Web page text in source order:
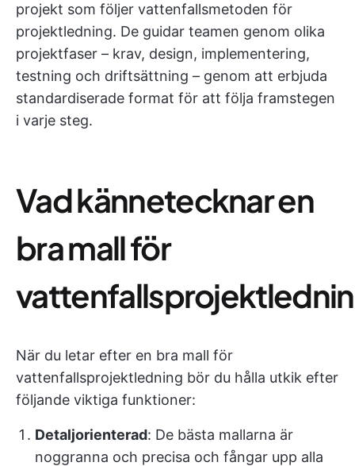
projekt som följer vattenfallsmetoden för
projektledning. De guidar teamen genom olika
projektfaser – krav, design, implementering,
testning och driftsättning – genom att erbjuda
standardiserade format för att följa framstegen
i varje steg.
Vad kännetecknar en
bra mall för
När du letar efter en bra mall för
vattenfallsprojektledning bör du hålla utkik efter
följande viktiga funktioner:
Detaljorienterad: De bästa mallarna är
noggranna och precisa och fångar upp alla